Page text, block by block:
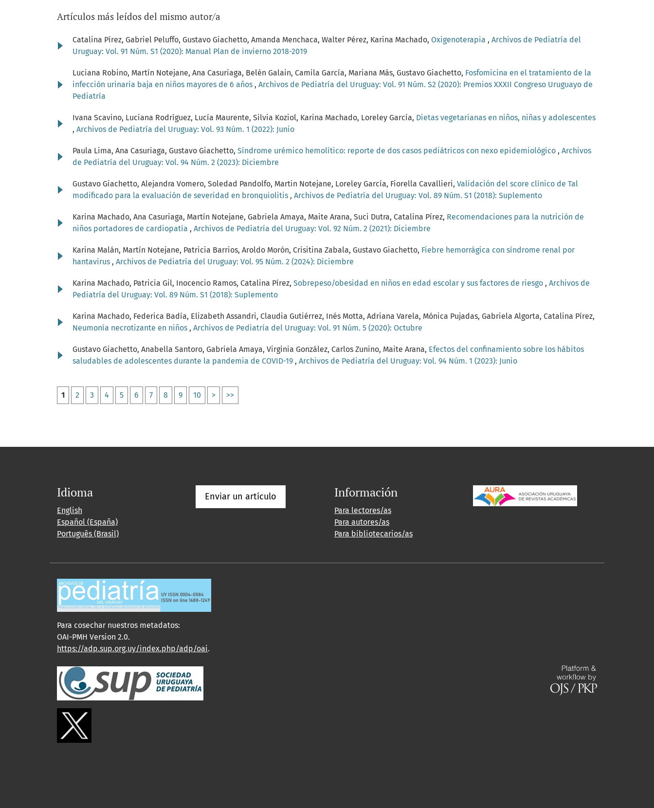
Artículos más leídos del mismo autor/a
Catalina Pírez, Gabriel Peluffo, Gustavo Giachetto, Amanda Menchaca, Walter Pérez, Karina Machado, Oxigenoterapia , Archivos de Pediatría del
Uruguay: Vol. 91 Núm. S1 (2020): Manual Plan de invierno 2018-2019
Luciana Robino, Martín Notejane, Ana Casuriaga, Belén Galain, Camila García, Mariana Más, Gustavo Giachetto, Fosfomicina en el tratamiento de la
infección urinaria baja en niños mayores de 6 años , Archivos de Pediatría del Uruguay: Vol. 91 Núm. S2 (2020): Premios XXXII Congreso Uruguayo de
Pediatría
Ivana Scavino, Luciana Rodríguez, Lucía Maurente, Silvia Koziol, Karina Machado, Loreley García, Dietas vegetarianas en niños, niñas y adolescentes
, Archivos de Pediatría del Uruguay: Vol. 93 Núm. 1 (2022): Junio
Paula Lima, Ana Casuriaga, Gustavo Giachetto, Síndrome urémico hemolítico: reporte de dos casos pediátricos con nexo epidemiológico , Archivos
de Pediatría del Uruguay: Vol. 94 Núm. 2 (2023): Diciembre
Gustavo Giachetto, Alejandra Vomero, Soledad Pandolfo, Martin Notejane, Loreley García, Fiorella Cavallieri, Validación del score clínico de Tal
modificado para la evaluación de severidad en bronquiolitis , Archivos de Pediatría del Uruguay: Vol. 89 Núm. S1 (2018): Suplemento
Karina Machado, Ana Casuriaga, Martín Notejane, Gabriela Amaya, Maite Arana, Suci Dutra, Catalina Pírez, Recomendaciones para la nutrición de
niños portadores de cardiopatía , Archivos de Pediatría del Uruguay: Vol. 92 Núm. 2 (2021): Diciembre
Karina Malán, Martín Notejane, Patricia Barrios, Aroldo Morón, Crisitina Zabala, Gustavo Giachetto, Fiebre hemorrágica con síndrome renal por
hantavirus , Archivos de Pediatría del Uruguay: Vol. 95 Núm. 2 (2024): Diciembre
Karina Machado, Patricia Gil, Inocencio Ramos, Catalina Pírez, Sobrepeso/obesidad en niños en edad escolar y sus factores de riesgo , Archivos de
Pediatría del Uruguay: Vol. 89 Núm. S1 (2018): Suplemento
Karina Machado, Federica Badía, Elizabeth Assandri, Claudia Gutiérrez, Inés Motta, Adriana Varela, Mónica Pujadas, Gabriela Algorta, Catalina Pírez,
Neumonía necrotizante en niños , Archivos de Pediatría del Uruguay: Vol. 91 Núm. 5 (2020): Octubre
Gustavo Giachetto, Anabella Santoro, Gabriela Amaya, Virginia González, Carlos Zunino, Maite Arana, Efectos del confinamiento sobre los hábitos
saludables de adolescentes durante la pandemia de COVID-19 , Archivos de Pediatría del Uruguay: Vol. 94 Núm. 1 (2023): Junio
1 2 3 4 5 6 7 8 9 10 > >>
Idioma
English
Español (España)
Português (Brasil)
Enviar un artículo Información
Para lectores/as
Para autores/as
Para bibliotecarios/as
Para cosechar nuestros metadatos:
OAI-PMH Version 2.0.
https://adp.sup.org.uy/index.php/adp/oai.